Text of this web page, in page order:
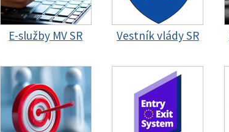
E-služby MV SR Vestník vlády SR